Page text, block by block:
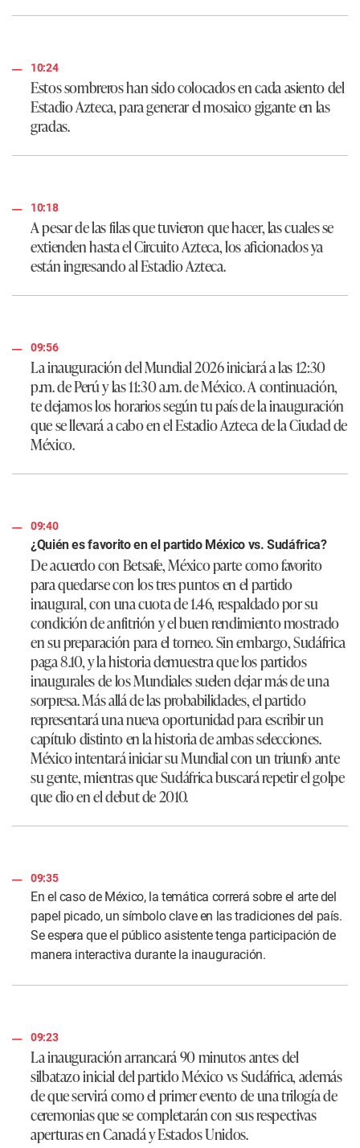
10:24
Estos sombreros han sido colocados en cada asiento del
Estadio Azteca, para generar el mosaico gigante en las
gradas.
10:18
A pesar de las filas que tuvieron que hacer, las cuales se
extienden hasta el Circuito Azteca, los aficionados ya
están ingresando al Estadio Azteca.
09:56
La inauguración del Mundial 2026 iniciará a las 12:30
p.m. de Perú y las 11:30 a.m. de México. A continuación,
te dejamos los horarios según tu país de la inauguración
que se llevará a cabo en el Estadio Azteca de la Ciudad de
México.
09:40
¿Quién es favorito en el partido México vs. Sudáfrica?
De acuerdo con Betsafe, México parte como favorito
para quedarse con los tres puntos en el partido
inaugural, con una cuota de 1.46, respaldado por su
condición de anfitrión y el buen rendimiento mostrado
en su preparación para el torneo. Sin embargo, Sudáfrica
paga 8.10, y la historia demuestra que los partidos
inaugurales de los Mundiales suelen dejar más de una
sorpresa. Más allá de las probabilidades, el partido
representará una nueva oportunidad para escribir un
capítulo distinto en la historia de ambas selecciones.
México intentará iniciar su Mundial con un triunfo ante
su gente, mientras que Sudáfrica buscará repetir el golpe
que dio en el debut de 2010.
09:35
En el caso de México, la temática correrá sobre el arte del
papel picado, un símbolo clave en las tradiciones del país.
Se espera que el público asistente tenga participación de
manera interactiva durante la inauguración.
09:23
La inauguración arrancará 90 minutos antes del
silbatazo inicial del partido México vs Sudáfrica, además
de que servirá como el primer evento de una trilogía de
ceremonias que se completarán con sus respectivas
aperturas en Canadá y Estados Unidos.